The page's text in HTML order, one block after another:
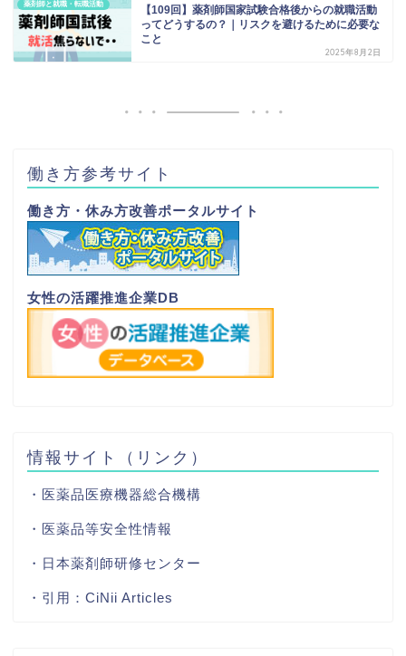
薬剤師と就職・転職活動
【109回】薬剤師国家試験合格後からの就職活動
ってどうするの？｜リスクを避けるために必要な
こと
2025年8月2日
働き方参考サイト
働き方・休み方改善ポータルサイト
女性の活躍推進企業DB
情報サイト（リンク）
・医薬品医療機器総合機構
・医薬品等安全性情報
・日本薬剤師研修センター
・引用： CiNii Articles